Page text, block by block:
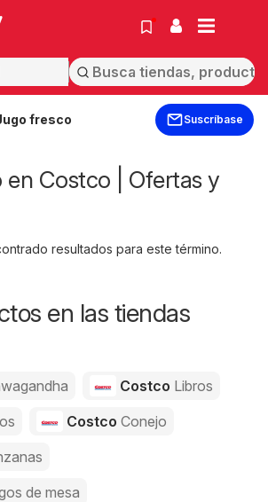
fresco Suscríbase
Costco | Ofertas y
resultados para este término.
en las tiendas
Costco Libros
Costco Conejo
de mesa